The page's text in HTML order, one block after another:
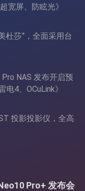
宽屏、防眩光》
杜莎”，全面采用台
NAS 发布开启预
电4、OCuLink》
投影投影仪，全高
Pro+ 发布会